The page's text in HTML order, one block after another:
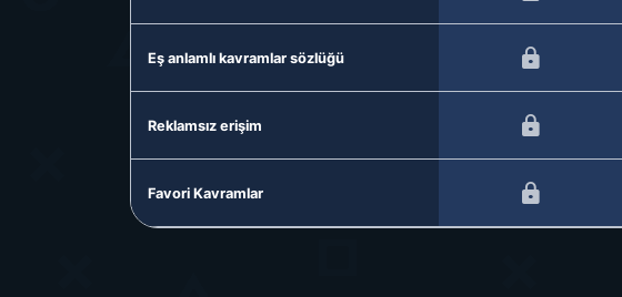
Eş anlamlı kavramlar sözlüğü
Reklamsız erişim
Favori Kavramlar